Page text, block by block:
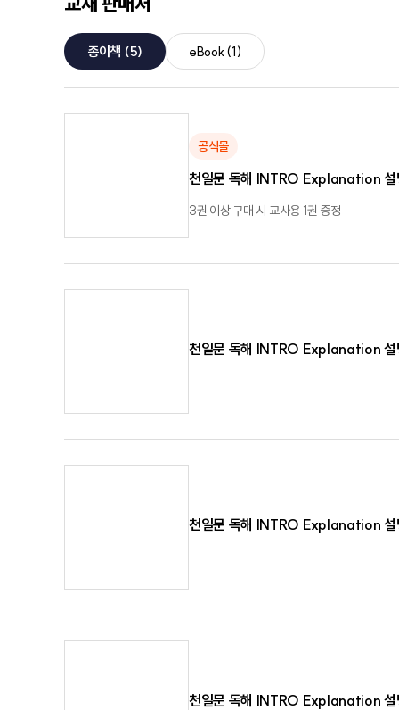
종이책 (5) eBook(1)
공식몰
천일문 독해 INTRO Explanation 설
3권 이상 구매 시 교사용 1권 증정
천일문 독해 INTRO Explanation 설
천일문 독해 INTRO Explanation 설
천일문 독해 INTRO Explanation 설